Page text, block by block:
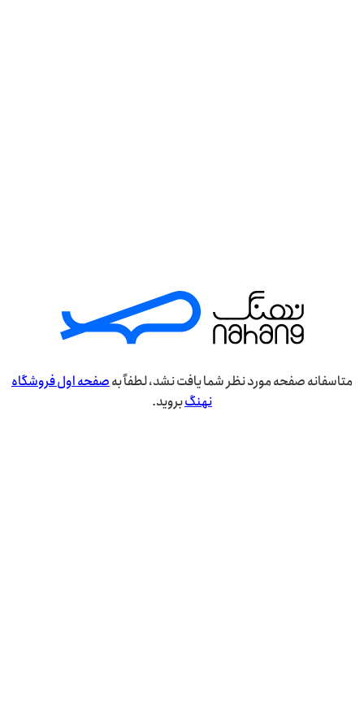
متاسفانه صفحه مورد نظر شما یافت نشد، لطفاً بهصفحه اول فروشگاه
نهنگبروید.